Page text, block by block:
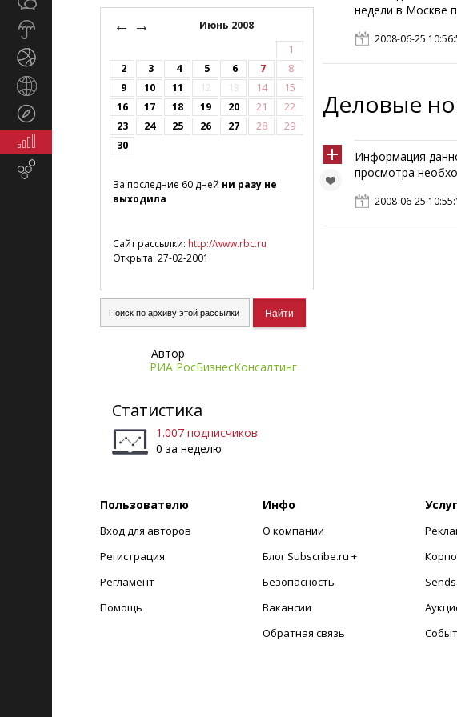
Экономика
маркетинг
← Июнь 2008
→
1
2
3 4 5 6 7
8
9
10 11 12 13 14
15
16
17 18 19 20 21
22
23
24 25 26 27 28
29
30
За последние 60 дней ни разу не
выходила
Сайт рассылки: http://www.rbc.ru
Открыта: 27-02-2001
Автор
РИА РосБизнесКонсалтинг
Статистика
1.007 подписчиков
0 за неделю
недели в Москве
2008-06-25
Деловые
Информация
просмотра
2008-06-25
Пользователю
Вход для авторов
Регистрация
Регламент
Помощь
Инфо
О компании
Блог Subscribe.ru +
Безопасность
Вакансии
Обратная связь